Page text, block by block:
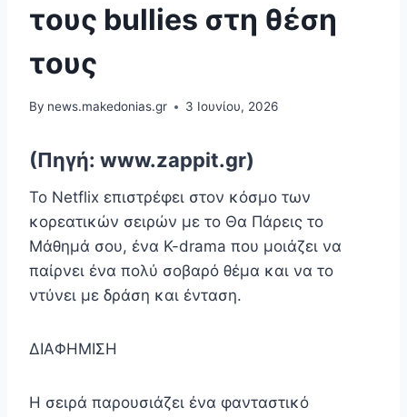
τους bullies στη θέση
τους
By news.makedonias.gr 3 Ιουνίου, 2026
(Πηγή: www.zappit.gr)
Το Netflix επιστρέφει στον κόσμο των
κορεατικών σειρών με το Θα Πάρεις το
Μάθημά σου, ένα K-drama που μοιάζει να
παίρνει ένα πολύ σοβαρό θέμα και να το
ντύνει με δράση και ένταση.
ΔΙΑΦΗΜΙΣΗ
Η σειρά παρουσιάζει ένα φανταστικό